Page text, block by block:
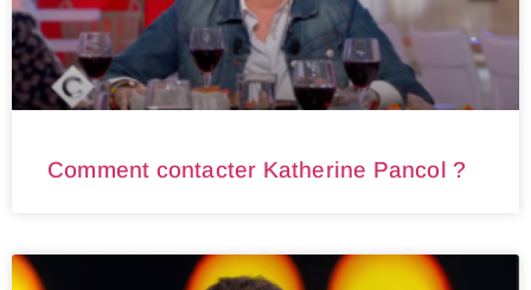
Comment contacter Katherine Pancol ?